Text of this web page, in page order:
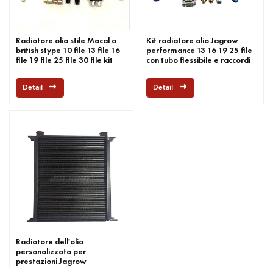
Radiatore olio stile Mocal o
british stype 10 file 13 file 16
file 19 file 25 file 30 file kit
Detail
Kit radiatore olio Jagrow
performance 13 16 19 25 file
con tubo flessibile e raccordi
Detail
Radiatore dell'olio
personalizzato per
prestazioni Jagrow